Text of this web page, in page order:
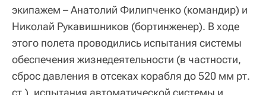
экипажем – Анатолий Филипченко (командир) и
Николай Рукавишников (бортинженер). В ходе
этого полета проводились испытания системы
обеспечения жизнедеятельности (в частности,
сброс давления в отсеках корабля до 520 мм рт.
ст.), испытания автоматической системы и